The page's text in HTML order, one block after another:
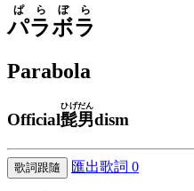
パラボラ
ぱらぼら
Parabola
Official髭男
ひげだん
dism
歌詞跟隨 匯出歌詞 0